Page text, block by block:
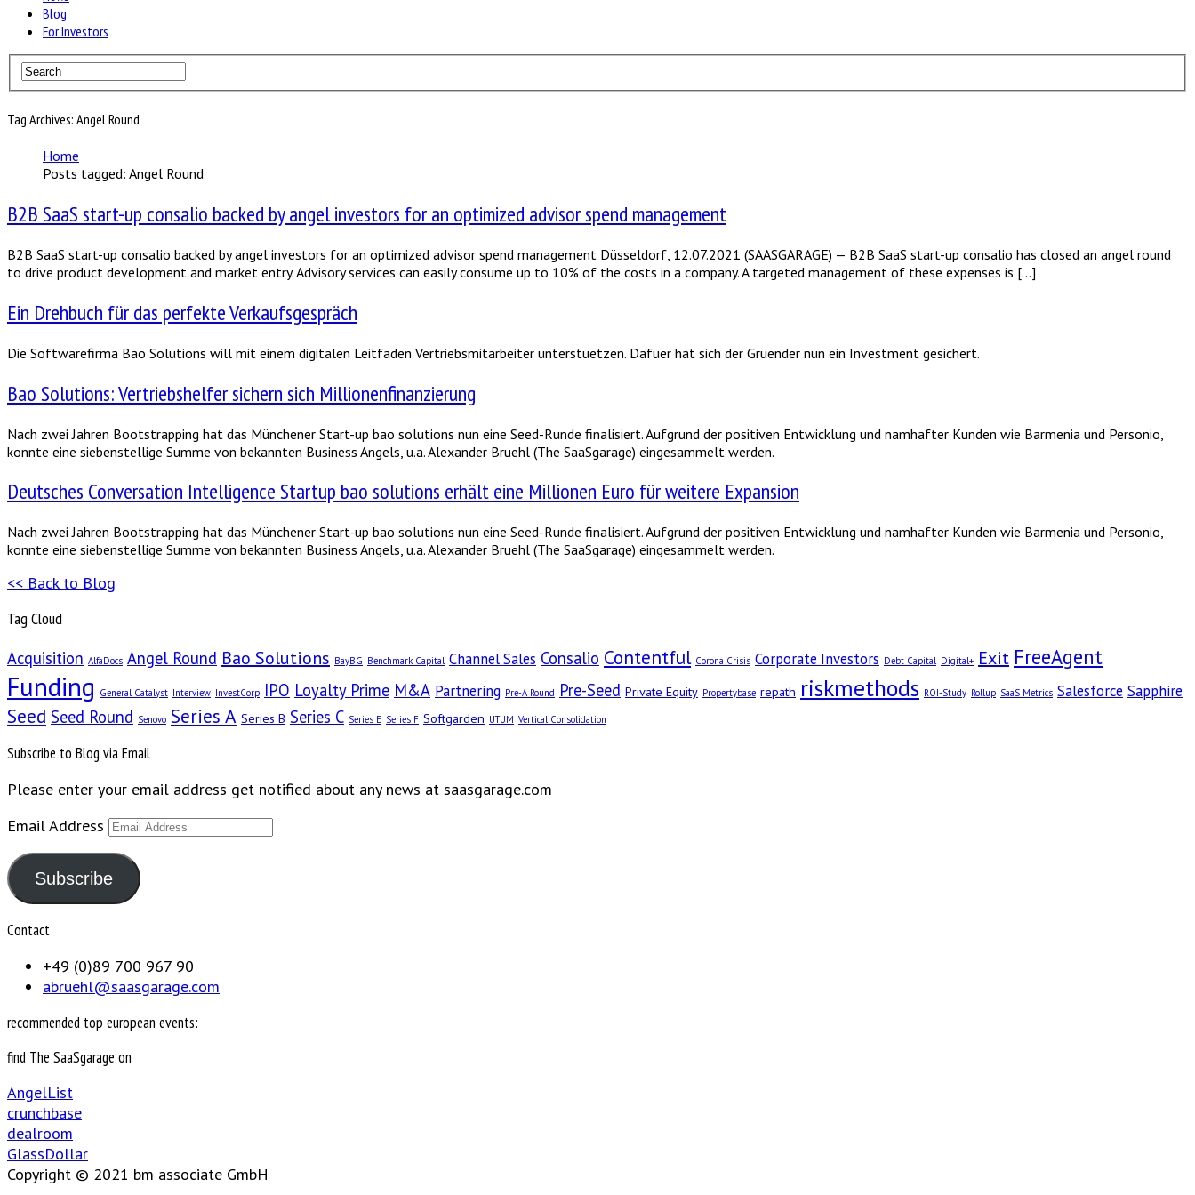
Blog
For Investors
Tag Archives: Angel Round
Home
Posts tagged: Angel Round
B2B SaaS start-up consalio backed by angel investors for an optimized advisor spend management
B2B SaaS start-up consalio backed by angel investors for an optimized advisor spend management Düsseldorf, 12.07.2021 (SAASGARAGE) — B2B SaaS start-up consalio has closed an angel round
to drive product development and market entry. Advisory services can easily consume up to 10% of the costs in a company. A targeted management of these expenses is […]
Ein Drehbuch für das perfekte Verkaufsgespräch
Die Softwarefirma Bao Solutions will mit einem digitalen Leitfaden Vertriebsmitarbeiter unterstuetzen. Dafuer hat sich der Gruender nun ein Investment gesichert.
Bao Solutions: Vertriebshelfer sichern sich Millionenfinanzierung
Nach zwei Jahren Bootstrapping hat das Münchener Start-up bao solutions nun eine Seed-Runde finalisiert. Aufgrund der positiven Entwicklung und namhafter Kunden wie Barmenia und Personio,
konnte eine siebenstellige Summe von bekannten Business Angels, u.a. Alexander Bruehl (The SaaSgarage) eingesammelt werden.
Deutsches Conversation Intelligence Startup bao solutions erhält eine Millionen Euro für weitere Expansion
Nach zwei Jahren Bootstrapping hat das Münchener Start-up bao solutions nun eine Seed-Runde finalisiert. Aufgrund der positiven Entwicklung und namhafter Kunden wie Barmenia und Personio,
konnte eine siebenstellige Summe von bekannten Business Angels, u.a. Alexander Bruehl (The SaaSgarage) eingesammelt werden.
<< Back to Blog
Tag Cloud
Acquisition AlfaDocs Angel Round Bao Solutions BayBG Benchmark Capital Channel Sales Consalio Contentful Corona Crisis Corporate Investors Debt Capital Digital+ Exit FreeAgent
Funding General Catalyst Interview InvestCorp IPO Loyalty Prime M&A Partnering Pre-A Round Pre-Seed Private Equity Propertybase repath riskmethods ROI-Study Rollup SaaS Metrics Salesforce Sapphire
Seed Seed Round Senovo Series A Series B Series C Series E Series F Softgarden UTUM Vertical Consolidation
Subscribe to Blog via Email
Please enter your email address get notified about any news at saasgarage.com
Email Address
Subscribe
Contact
+49 (0)89 700 967 90
abruehl@saasgarage.com
recommended top european events:
find The SaaSgarage on
AngelList
crunchbase
dealroom
GlassDollar
Copyright © 2021 bm associate GmbH